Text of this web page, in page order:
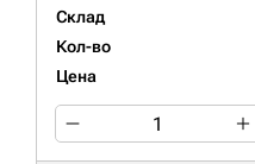
Склад
Кол-во
Цена